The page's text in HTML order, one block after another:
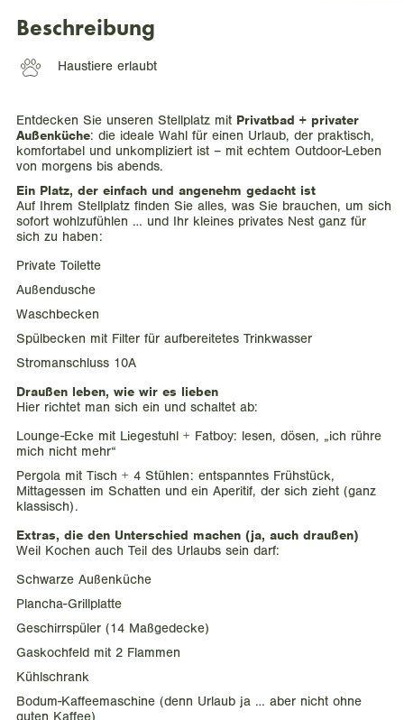
Beschreibung
Haustiere erlaubt
Entdecken Sie unseren Stellplatz mit Privatbad + privater
Außenküche: die ideale Wahl für einen Urlaub, der praktisch,
komfortabel und unkompliziert ist – mit echtem Outdoor-Leben
von morgens bis abends.
Ein Platz, der einfach und angenehm gedacht ist
Auf Ihrem Stellplatz finden Sie alles, was Sie brauchen, um sich
sofort wohlzufühlen … und Ihr kleines privates Nest ganz für
sich zu haben:
Private Toilette
Außendusche
Waschbecken
Spülbecken mit Filter für aufbereitetes Trinkwasser
Stromanschluss 10A
Draußen leben, wie wir es lieben
Hier richtet man sich ein und schaltet ab:
Lounge-Ecke mit Liegestuhl + Fatboy: lesen, dösen, „ich rühre
mich nicht mehr“
Pergola mit Tisch + 4 Stühlen: entspanntes Frühstück,
Mittagessen im Schatten und ein Aperitif, der sich zieht (ganz
klassisch).
Extras, die den Unterschied machen (ja, auch draußen)
Weil Kochen auch Teil des Urlaubs sein darf:
Schwarze Außenküche
Plancha-Grillplatte
Geschirrspüler (14 Maßgedecke)
Gaskochfeld mit 2 Flammen
Kühlschrank
Bodum-Kaffeemaschine (denn Urlaub ja … aber nicht ohne
guten Kaffee)